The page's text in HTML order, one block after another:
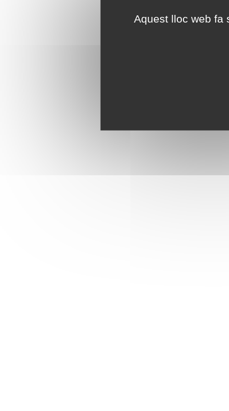
Aquest lloc web fa